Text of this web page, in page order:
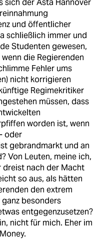
sich der Asta Hannover
und öffentlicher
schließlich immer und
Studenten gewesen,
die Regierenden
Fehler ums
nicht korrigieren
Regimekritiker
müssen, dass
worden ist, wenn
oder
gebrandmarkt und an
Von Leuten, meine ich,
nach der Macht
so aus, als hätten
den extrem
besonders
entgegenzusetzen?
nicht für mich. Eher im